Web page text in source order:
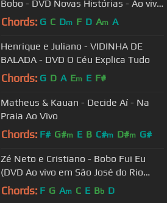
Bobo - DVD Novas Histórias - Ao vivo
em Recife
Chords: G C Dm F D Am A
Henrique e Juliano - VIDINHA DE
BALADA - DVD O Céu Explica Tudo
Chords: G D A Em E F#
Matheus & Kauan - Decide Aí - Na
Praia Ao Vivo
Chords: F# G#m E B C#m D#m G#
Zé Neto e Cristiano - Bobo Fui Eu
(DVD Ao vivo em São José do Rio
Preto)
Chords: F G Am C E Bb D